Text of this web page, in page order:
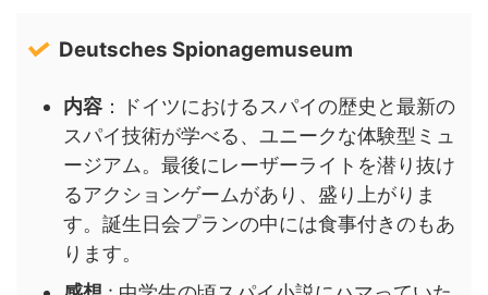
Deutsches Spionagemuseum
内容：ドイツにおけるスパイの歴史と最新の
スパイ技術が学べる、ユニークな体験型ミュ
ージアム。最後にレーザーライトを潜り抜け
るアクションゲームがあり、盛り上がりま
す。誕生日会プランの中には食事付きのもあ
ります。